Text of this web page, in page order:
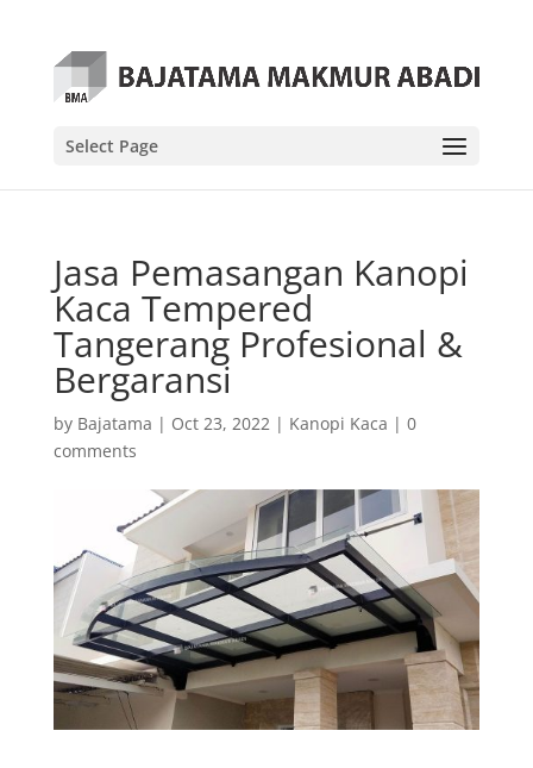
Select Page
Jasa Pemasangan Kanopi
Kaca Tempered
Tangerang Profesional &
Bergaransi
by Bajatama | Oct 23, 2022| Kanopi Kaca | 0
comments